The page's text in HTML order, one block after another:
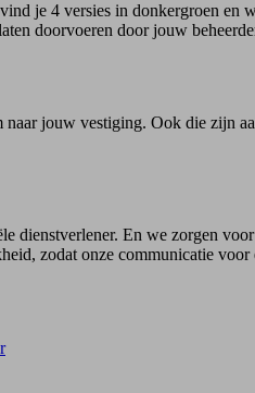
je 4 versies in donkergroen
doorvoeren door jouw
jouw vestiging. Ook die zijn
dienstverlener. En we zorgen
zodat onze communicatie